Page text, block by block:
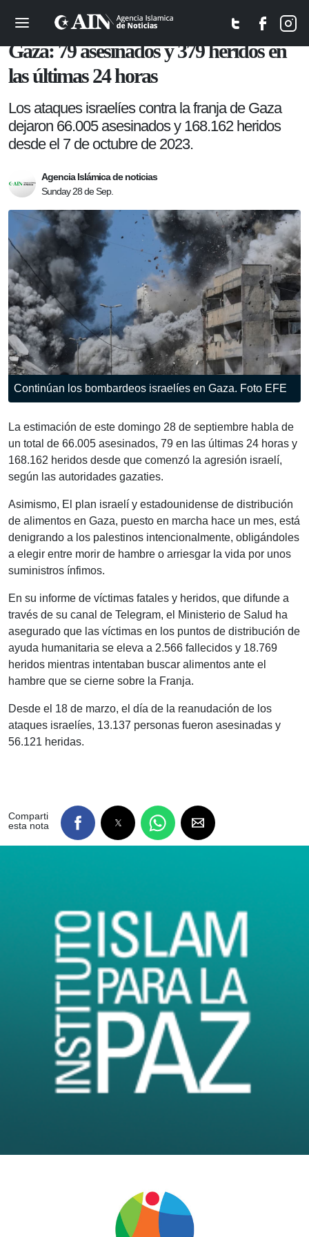
Política
Gaza: 79 asesinados y 379 heridos en
las últimas 24 horas
Los ataques israelíes contra la franja de Gaza
dejaron 66.005 asesinados y 168.162 heridos
desde el 7 de octubre de 2023.
Agencia Islámica de noticias
Sunday 28 de Sep.
Continúan los bombardeos israelíes en Gaza. Foto EFE
La estimación de este domingo 28 de septiembre habla de
un total de 66.005 asesinados, 79 en las últimas 24 horas y
168.162 heridos desde que comenzó la agresión israelí,
según las autoridades gazaties.
Asimismo, El plan israelí y estadounidense de distribución
de alimentos en Gaza, puesto en marcha hace un mes, está
denigrando a los palestinos intencionalmente, obligándoles
a elegir entre morir de hambre o arriesgar la vida por unos
suministros ínfimos.
En su informe de víctimas fatales y heridos, que difunde a
través de su canal de Telegram, el Ministerio de Salud ha
asegurado que las víctimas en los puntos de distribución de
ayuda humanitaria se eleva a 2.566 fallecidos y 18.769
heridos mientras intentaban buscar alimentos ante el
hambre que se cierne sobre la Franja.
Desde el 18 de marzo, el día de la reanudación de los
ataques israelíes, 13.137 personas fueron asesinadas y
56.121 heridas.
Comparti
esta nota